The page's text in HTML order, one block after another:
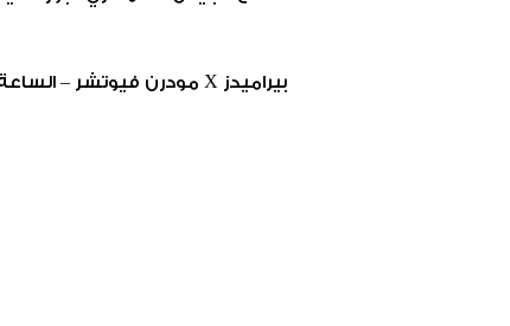
بيراميدز X مودرن فيوتشر – الساعة 7 مساء على قناة 2 on time sport